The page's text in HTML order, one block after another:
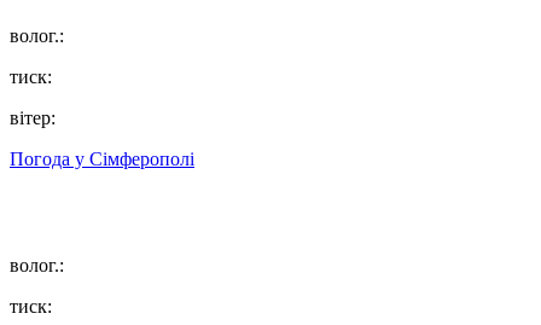
волог.:
тиск:
вітер:
Погода у Сімферополі
волог.:
тиск: